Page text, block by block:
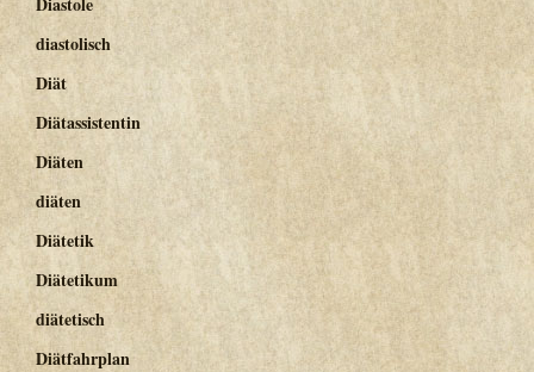
diastolisch
Diät
Diätassistentin
Diäten
diäten
Diätetik
Diätetikum
diätetisch
Diätfahrplan